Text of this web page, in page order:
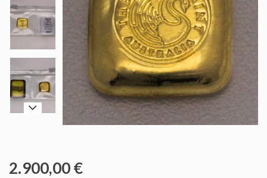
2.900,00€